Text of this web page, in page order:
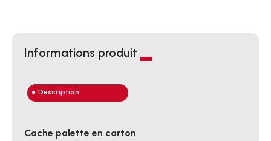
Informations produit
Description
Cache palette en carton